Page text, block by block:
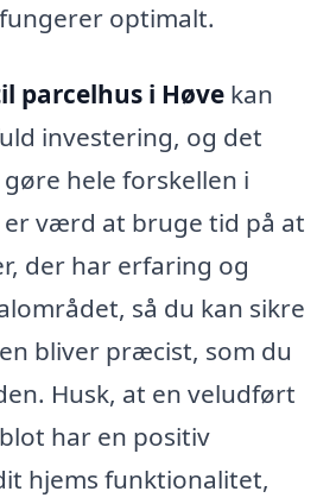
optimalt.
parcelhus i Høve kan
investering, og det
hele forskellen i
er værd at bruge tid på at
der har erfaring og
så du kan sikre
bliver præcist, som du
Husk, at en veludført
har en positiv
hjems funktionalitet,